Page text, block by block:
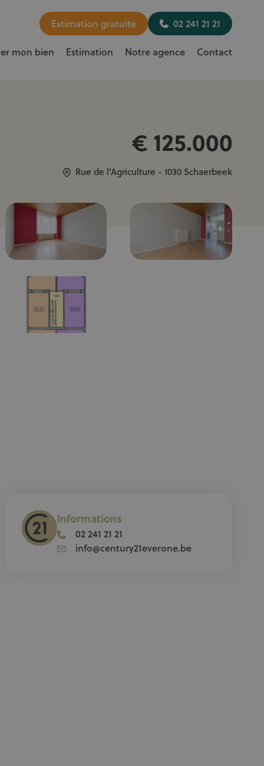
mon bien Estimation Notre agence Contact
Estimation gratuite 02 241 21 21
€ 125.000
Rue de l'Agriculture - 1030 Schaerbeek
Informations
02 241 21 21
info@century21everone.be